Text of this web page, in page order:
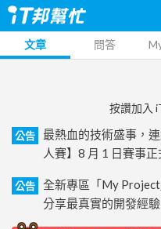
文章 問答
按讚加入
公告
最熱血的技術盛事，
人賽】8 月 1 日賽事正
公告
全新專區「My
分享最真實的開發經驗